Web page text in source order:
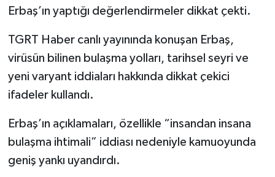
Erbaş’ın yaptığı değerlendirmeler dikkat çekti.
TGRT Haber canlı yayınında konuşan Erbaş,
virüsün bilinen bulaşma yolları, tarihsel seyri ve
yeni varyant iddiaları hakkında dikkat çekici
ifadeler kullandı.
Erbaş’ın açıklamaları, özellikle “insandan insana
bulaşma ihtimali” iddiası nedeniyle kamuoyunda
geniş yankı uyandırdı.